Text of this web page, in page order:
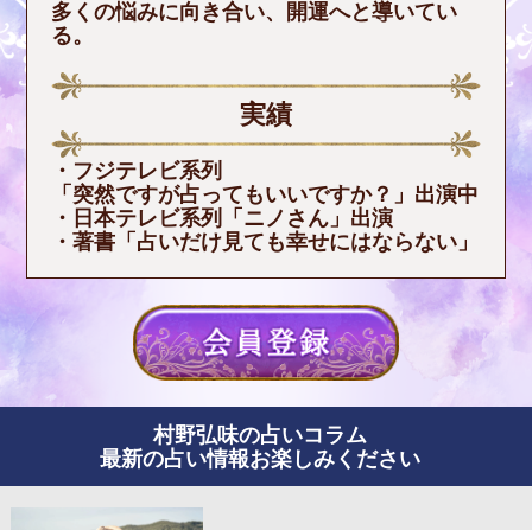
多くの悩みに向き合い、開運へと導いてい
る。
実績
・フジテレビ系列
「突然ですが占ってもいいですか？」出演中
・日本テレビ系列「ニノさん」出演
・著書「占いだけ見ても幸せにはならない」
村野弘味の占いコラム
最新の占い情報お楽しみください